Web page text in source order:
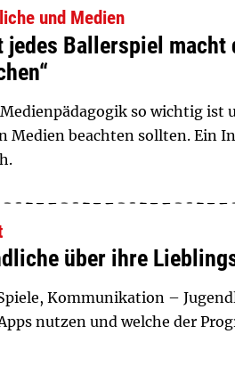
und Medien
jedes Ballerspiel
so wichtig ist
Medien beachten sollten. Ein
über ihre
Kommunikation –
nutzen und welche der